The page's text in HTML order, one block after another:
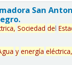
San
Sociedad del
y energía eléctrica,